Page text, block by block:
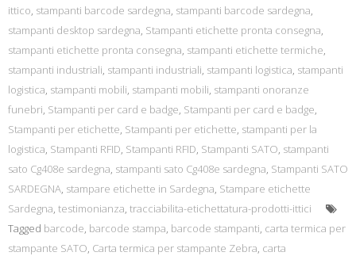
ittico, stampanti barcode sardegna, stampanti barcode sardegna,
stampanti desktop sardegna, Stampanti etichette pronta consegna,
stampanti etichette pronta consegna, stampanti etichette termiche,
stampanti industriali, stampanti industriali, stampanti logistica, stampanti
logistica, stampanti mobili, stampanti mobili, stampanti onoranze
funebri, Stampanti per card e badge, Stampanti per card e badge,
Stampanti per etichette, Stampanti per etichette, stampanti per la
logistica, Stampanti RFID, Stampanti RFID, Stampanti SATO, stampanti
sato Cg408e sardegna, stampanti sato Cg408e sardegna, Stampanti SATO
SARDEGNA, stampare etichette in Sardegna, Stampare etichette
Sardegna, testimonianza, tracciabilita-etichettatura-prodotti-ittici
Tagged barcode, barcode stampa, barcode stampanti, carta termica per
stampante SATO, Carta termica per stampante Zebra, carta